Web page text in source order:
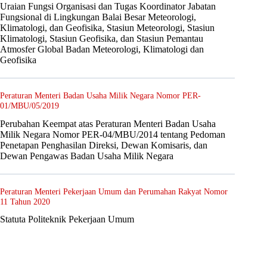
Uraian Fungsi Organisasi dan Tugas Koordinator Jabatan
Fungsional di Lingkungan Balai Besar Meteorologi,
Klimatologi, dan Geofisika, Stasiun Meteorologi, Stasiun
Klimatologi, Stasiun Geofisika, dan Stasiun Pemantau
Atmosfer Global Badan Meteorologi, Klimatologi dan
Geofisika
Peraturan Menteri Badan Usaha Milik Negara Nomor PER-
01/MBU/05/2019
Perubahan Keempat atas Peraturan Menteri Badan Usaha
Milik Negara Nomor PER-04/MBU/2014 tentang Pedoman
Penetapan Penghasilan Direksi, Dewan Komisaris, dan
Dewan Pengawas Badan Usaha Milik Negara
Peraturan Menteri Pekerjaan Umum dan Perumahan Rakyat Nomor
11 Tahun 2020
Statuta Politeknik Pekerjaan Umum